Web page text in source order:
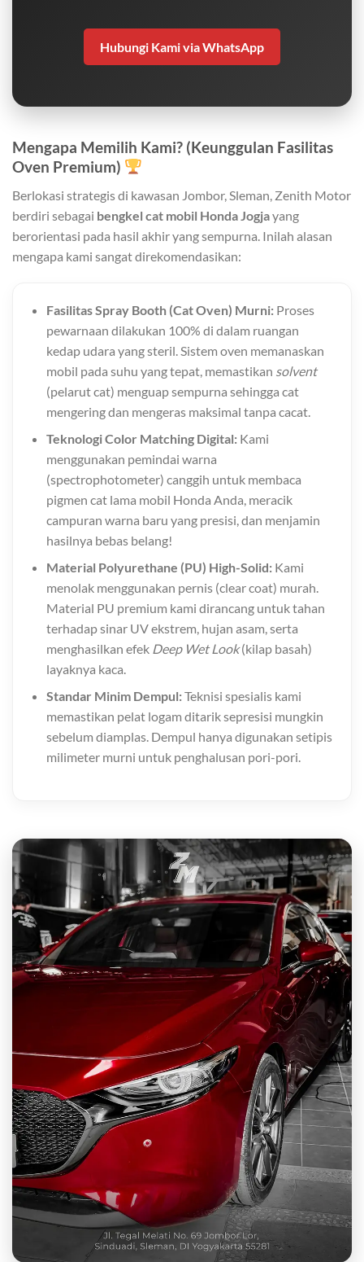
Hubungi Kami via WhatsApp
Mengapa Memilih Kami? (Keunggulan Fasilitas
Oven Premium)
Berlokasi strategis di kawasan Jombor, Sleman, Zenith Motor
berdiri sebagai bengkel cat mobil Honda Jogjayang
berorientasi pada hasil akhir yang sempurna. Inilah alasan
mengapa kami sangat direkomendasikan:
Fasilitas Spray Booth (Cat Oven) Murni:Proses
pewarnaan dilakukan 100% di dalam ruangan
kedap udara yang steril. Sistem oven memanaskan
mobil pada suhu yang tepat, memastikan solvent
(pelarut cat) menguap sempurna sehingga cat
mengering dan mengeras maksimal tanpa cacat.
Teknologi Color Matching Digital:Kami
menggunakan pemindai warna
(spectrophotometer) canggih untuk membaca
pigmen cat lama mobil Honda Anda, meracik
campuran warna baru yang presisi, dan menjamin
hasilnya bebas belang!
Material Polyurethane (PU) High-Solid:Kami
menolak menggunakan pernis (clear coat) murah.
Material PU premium kami dirancang untuk tahan
terhadap sinar UV ekstrem, hujan asam, serta
menghasilkan efek Deep Wet Look(kilap basah)
layaknya kaca.
Standar Minim Dempul:Teknisi spesialis kami
memastikan pelat logam ditarik sepresisi mungkin
sebelum diamplas. Dempul hanya digunakan setipis
milimeter murni untuk penghalusan pori-pori.